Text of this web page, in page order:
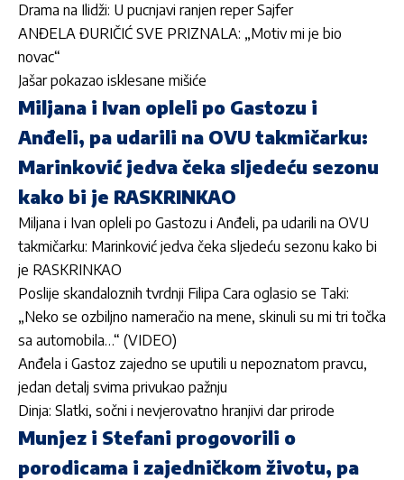
Drama na Ilidži: U pucnjavi ranjen reper Sajfer
ANĐELA ĐURIČIĆ SVE PRIZNALA: „Motiv mi je bio
novac“
Jašar pokazao isklesane mišiće
Miljana i Ivan opleli po Gastozu i
Anđeli, pa udarili na OVU takmičarku:
Marinković jedva čeka sljedeću sezonu
kako bi je RASKRINKAO
Miljana i Ivan opleli po Gastozu i Anđeli, pa udarili na OVU
takmičarku: Marinković jedva čeka sljedeću sezonu kako bi
je RASKRINKAO
Poslije skandaloznih tvrdnji Filipa Cara oglasio se Taki:
„Neko se ozbiljno nameračio na mene, skinuli su mi tri točka
sa automobila…“ (VIDEO)
Anđela i Gastoz zajedno se uputili u nepoznatom pravcu,
jedan detalj svima privukao pažnju
Dinja: Slatki, sočni i nevjerovatno hranjivi dar prirode
Munjez i Stefani progovorili o
porodicama i zajedničkom životu, pa